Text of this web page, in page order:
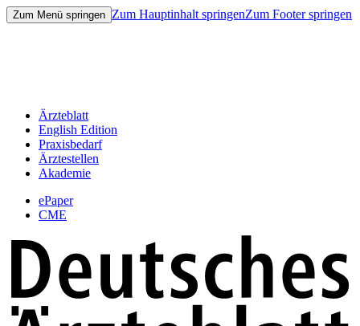
Zum Menü springen Zum Hauptinhalt springenZum Footer springen
Ärzteblatt
English Edition
Praxisbedarf
Ärztestellen
Akademie
ePaper
CME